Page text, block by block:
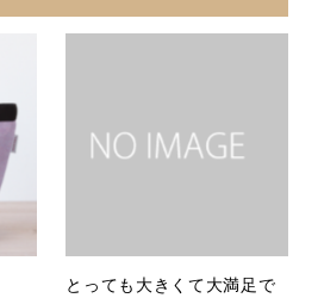
とっても大きくて大満足で